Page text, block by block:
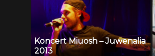
Koncert Miuosh – Juwenalia
2013